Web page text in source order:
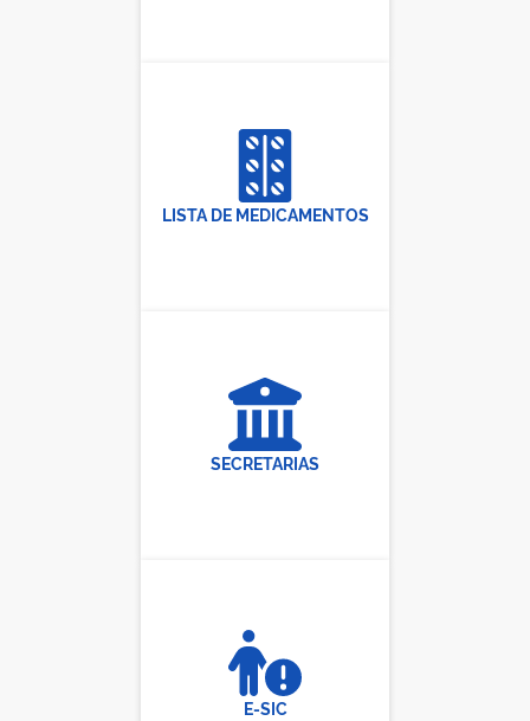
LISTA DE MEDICAMENTOS
SECRETARIAS
E-SIC